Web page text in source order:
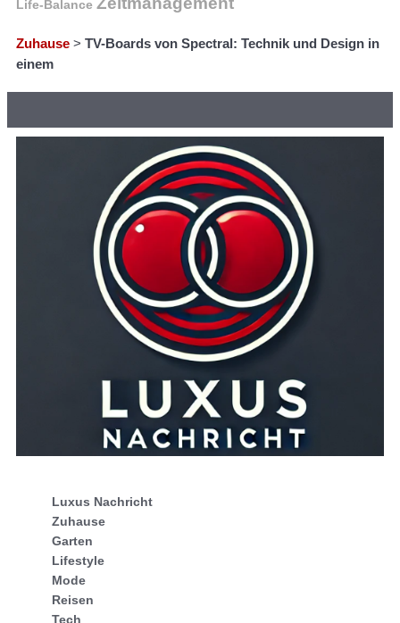
Life-Balance
Zuhause > TV-Boards von Spectral: Technik und Design in
einem
Luxus Nachricht
Zuhause
Garten
Lifestyle
Mode
Reisen
Tech